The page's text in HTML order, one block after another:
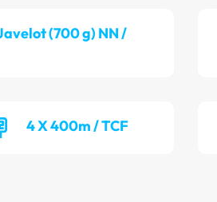
(700 g) NN /
4 X 400m / TCF